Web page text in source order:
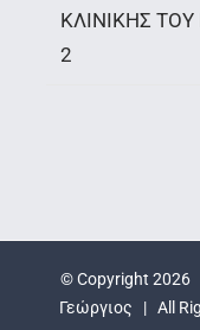
ΚΛΙΝΙΚΗΣ ΤΟΥ
2
© Copyright 2026
Γεώργιος | All